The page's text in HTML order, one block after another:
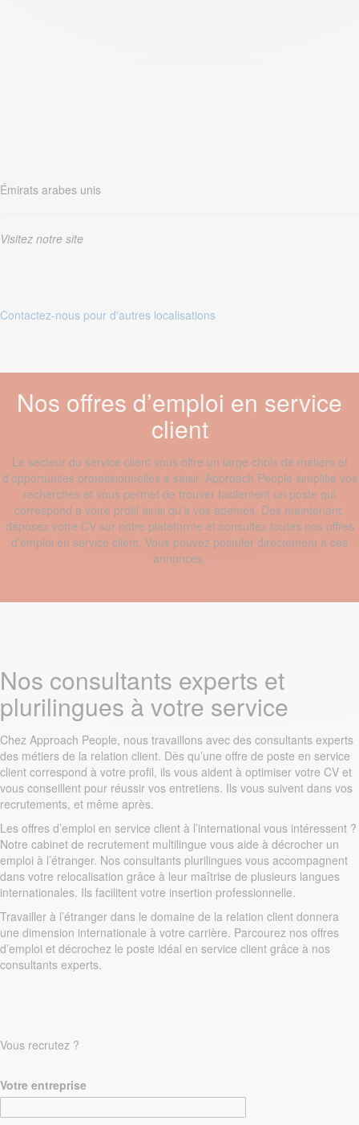
Émirats arabes unis
Visitez notre site
Contactez-nous pour d'autres localisations
Nos offres d’emploi en service
client
Le secteur du service client vous offre un large choix de métiers et
d’opportunités professionnelles à saisir. Approach People simplifie vos
recherches et vous permet de trouver facilement un poste qui
correspond à votre profil ainsi qu’à vos attentes. Dès maintenant,
déposez votre CV sur notre plateforme et consultez toutes nos offres
d’emploi en service client. Vous pouvez postuler directement à ces
annonces.
Nos consultants experts et
plurilingues à votre service
Chez Approach People, nous travaillons avec des consultants experts
des métiers de la relation client. Dès qu’une offre de poste en service
client correspond à votre profil, ils vous aident à optimiser votre CV et
vous conseillent pour réussir vos entretiens. Ils vous suivent dans vos
recrutements, et même après.
Les offres d’emploi en service client à l’international vous intéressent ?
Notre cabinet de recrutement multilingue vous aide à décrocher un
emploi à l’étranger. Nos consultants plurilingues vous accompagnent
dans votre relocalisation grâce à leur maîtrise de plusieurs langues
internationales. Ils facilitent votre insertion professionnelle.
Travailler à l’étranger dans le domaine de la relation client donnera
une dimension internationale à votre carrière. Parcourez nos offres
d’emploi et décrochez le poste idéal en service client grâce à nos
consultants experts.
Vous recrutez ?
Votre entreprise